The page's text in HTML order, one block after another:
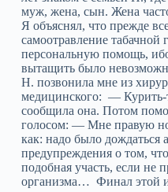
муж, жена, сын. Жена
Я объяснял, что прежде
самоотравление табачной
персональную помощь,
вытащить было
Н. позвонила мне из
медицинского: —
сообщила она. Потом
голосом: — Мне правую
как: надо было дождаться
предупреждения о том,
подобная участь, если не
организма… Финал этой